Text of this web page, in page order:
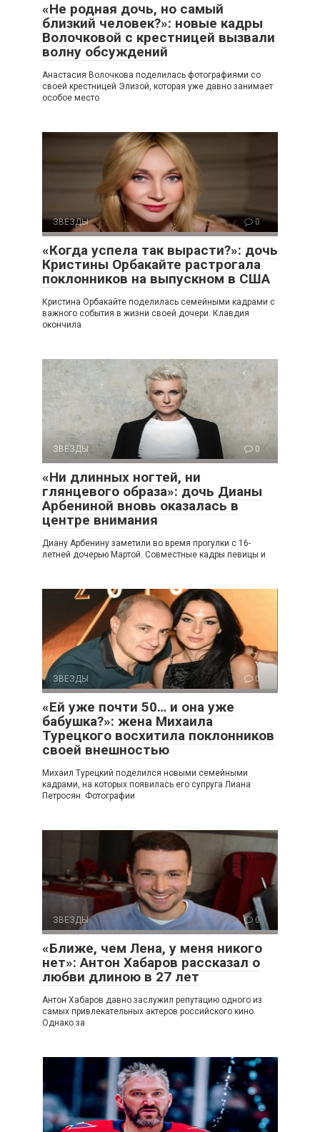
«Не родная дочь, но самый
близкий человек?»: новые кадры
Волочковой с крестницей вызвали
волну обсуждений
Анастасия Волочкова поделилась фотографиями со
своей крестницей Элизой, которая уже давно занимает
особое место
ЗВЕЗДЫ 0
«Когда успела так вырасти?»: дочь
Кристины Орбакайте растрогала
поклонников на выпускном в США
Кристина Орбакайте поделилась семейными кадрами с
важного события в жизни своей дочери. Клавдия
окончила
ЗВЕЗДЫ 0
«Ни длинных ногтей, ни
глянцевого образа»: дочь Дианы
Арбениной вновь оказалась в
центре внимания
Диану Арбенину заметили во время прогулки с 16-
летней дочерью Мартой. Совместные кадры певицы и
ЗВЕЗДЫ 0
«Ей уже почти 50… и она уже
бабушка?»: жена Михаила
Турецкого восхитила поклонников
своей внешностью
Михаил Турецкий поделился новыми семейными
кадрами, на которых появилась его супруга Лиана
Петросян. Фотографии
ЗВЕЗДЫ 0
«Ближе, чем Лена, у меня никого
нет»: Антон Хабаров рассказал о
любви длиною в 27 лет
Антон Хабаров давно заслужил репутацию одного из
самых привлекательных актеров российского кино.
Однако за